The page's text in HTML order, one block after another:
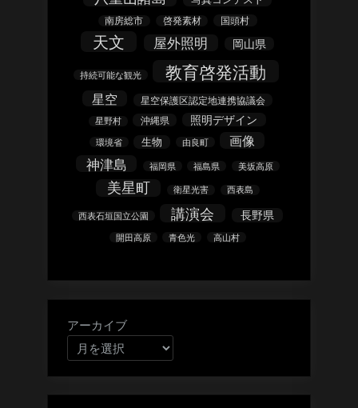
南房総市 啓発素材 国頭村
天文 屋外照明 岡山県
持続可能な観光 教育啓発活動
星空 星空保護区認定地連携協議会
星野村 沖縄県 照明デザイン
環境省 生物 由良町 画像
神津島 福岡県 福島県 美坂高原
美星町 衛星光害 西表島
西表石垣国立公園 講演会 長野県
開田高原 青色光 高山村
アーカイブ